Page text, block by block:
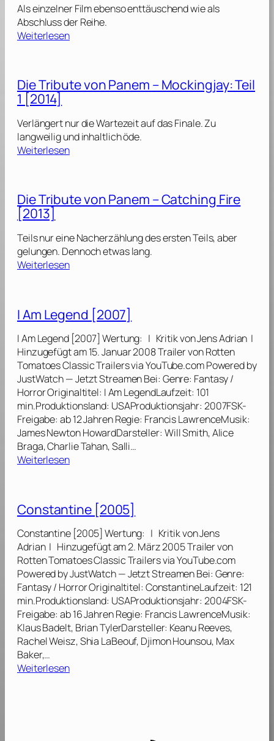
0
2
5
n
e
m
h
a
l
l
o
f
o
n
g
d
s
a
n
d
n
a
k
e
s
[
2
3
]
r
r
o
2
0
8
]
Als einzelner Film ebenso enttäuschend wie als
Abschluss der Reihe.
Weiterlesen:
T
b
u
t
o
n
a
n
e
M
o
c
k
i
g
j
a
y
:
T
l
2
[
2
0
1
5
]
Die Tribute von Panem – Mockingjay: Teil
1 [2014]
Verlängert nur die Wartezeit auf das Finale. Zu
langweilig und inhaltlich öde.
Weiterlesen:
T
b
u
t
o
n
P
a
n
e
m
–
M
o
c
g
a
y
:
T
e
i
l
1
[
0
Die Tribute von Panem – Catching Fire
[2013]
Teils nur eine Nacherzählung des ersten Teils, aber
gelungen. Dennoch etwas lang.
Weiterlesen:
T
r
i
b
u
e
v
o
n
P
a
m
–
C
a
t
c
h
i
n
g
i
I Am Legend [2007]
I Am Legend [2007] Wertung: | Kritik von Jens Adrian |
Hinzugefügt am 15. Januar 2008 Trailer von Rotten
Tomatoes Classic Trailers via YouTube.com Powered by
JustWatch — Jetzt Streamen Bei: Genre: Fantasy /
Horror Originaltitel: I Am LegendLaufzeit: 101
min.Produktionsland: USAProduktionsjahr: 2007FSK-
Freigabe: ab 12 Jahren Regie: Francis LawrenceMusik:
James Newton HowardDarsteller: Will Smith, Alice
Braga, Charlie Tahan, Salli…
Weiterlesen:
L
e
g
e
n
d
[
2
0
0
7
Constantine [2005]
Constantine [2005] Wertung: | Kritik von Jens
Adrian | Hinzugefügt am 2. März 2005 Trailer von
Rotten Tomatoes Classic Trailers via YouTube.com
Powered by JustWatch — Jetzt Streamen Bei: Genre:
Fantasy / Horror Originaltitel: ConstantineLaufzeit: 121
min.Produktionsland: USAProduktionsjahr: 2004FSK-
Freigabe: ab 16 Jahren Regie: Francis LawrenceMusik:
Klaus Badelt, Brian TylerDarsteller: Keanu Reeves,
Rachel Weisz, Shia LaBeouf, Djimon Hounsou, Max
Baker,…
Weiterlesen: